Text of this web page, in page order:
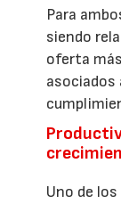
Para
siendo
oferta
asociados
Uno de